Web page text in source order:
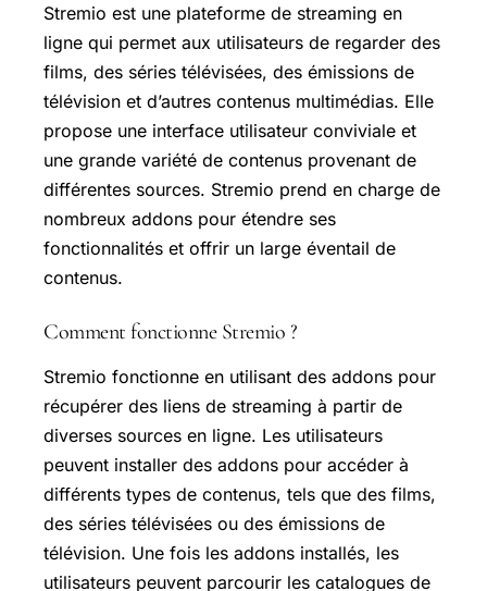
Stremio est une plateforme de streaming en
ligne qui permet aux utilisateurs de regarder des
films, des séries télévisées, des émissions de
télévision et d’autres contenus multimédias. Elle
propose une interface utilisateur conviviale et
une grande variété de contenus provenant de
différentes sources. Stremio prend en charge de
nombreux addons pour étendre ses
fonctionnalités et offrir un large éventail de
contenus.
Comment fonctionne Stremio ?
Stremio fonctionne en utilisant des addons pour
récupérer des liens de streaming à partir de
diverses sources en ligne. Les utilisateurs
peuvent installer des addons pour accéder à
différents types de contenus, tels que des films,
des séries télévisées ou des émissions de
télévision. Une fois les addons installés, les
utilisateurs peuvent parcourir les catalogues de